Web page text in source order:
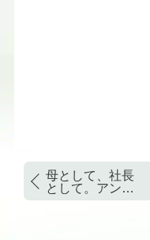
母として、社長
として。アンダ
カシーと未来へ